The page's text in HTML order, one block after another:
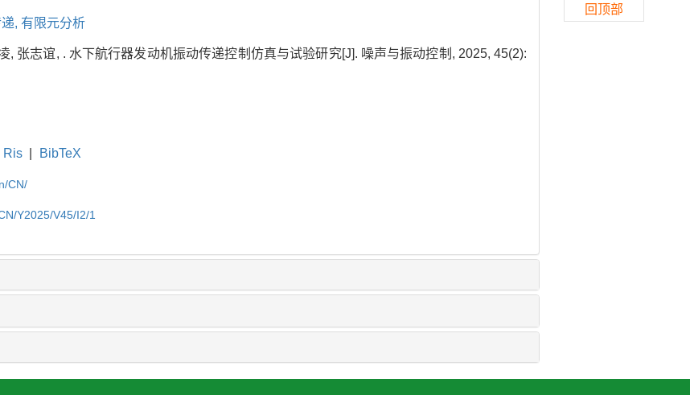
, 有限元分析
, 张志谊, . 水下航行器发动机振动传递控制仿真与试验研究[J]. 噪声与振动控制, 2025, 45(2):
Ris BibTeX
CN/
Y2025/V45/I2/1
回顶部